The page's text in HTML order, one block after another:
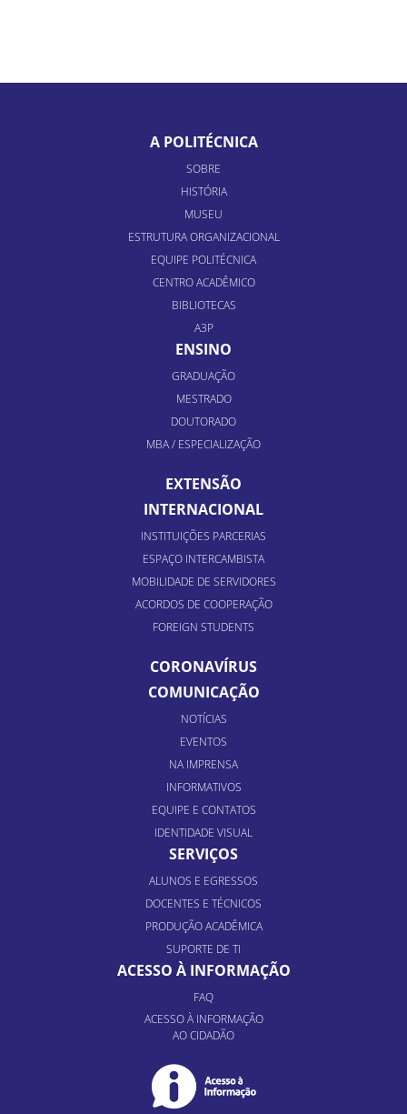
A POLITÉCNICA
SOBRE
HISTÓRIA
MUSEU
ESTRUTURA ORGANIZACIONAL
EQUIPE POLITÉCNICA
CENTRO ACADÊMICO
BIBLIOTECAS
A3P
ENSINO
GRADUAÇÃO
MESTRADO
DOUTORADO
MBA / ESPECIALIZAÇÃO
EXTENSÃO
INTERNACIONAL
INSTITUIÇÕES PARCERIAS
ESPAÇO INTERCAMBISTA
MOBILIDADE DE SERVIDORES
ACORDOS DE COOPERAÇÃO
FOREIGN STUDENTS
CORONAVÍRUS
COMUNICAÇÃO
NOTÍCIAS
EVENTOS
NA IMPRENSA
INFORMATIVOS
EQUIPE E CONTATOS
IDENTIDADE VISUAL
SERVIÇOS
ALUNOS E EGRESSOS
DOCENTES E TÉCNICOS
PRODUÇÃO ACADÊMICA
SUPORTE DE TI
ACESSO À INFORMAÇÃO
FAQ
ACESSO À INFORMAÇÃO
AO CIDADÃO